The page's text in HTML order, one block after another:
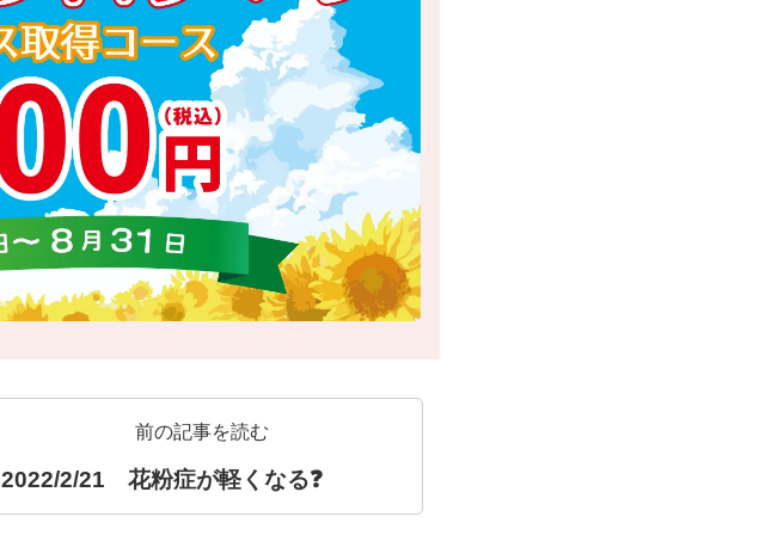
前の記事を読む
2022/2/21 花粉症が軽くなる❓